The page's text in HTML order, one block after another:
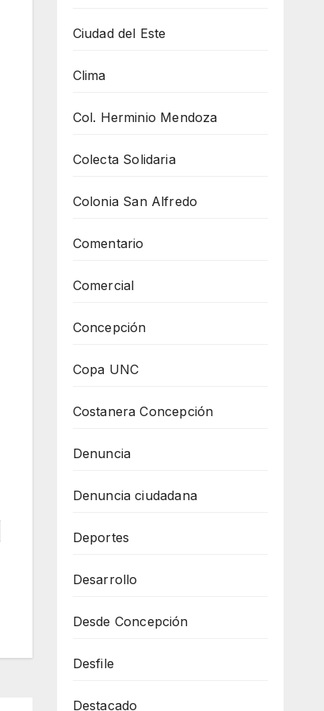
Ciudad del Este
Clima
Col. Herminio Mendoza
Colecta Solidaria
Colonia San Alfredo
Comentario
Comercial
Concepción
Copa UNC
Costanera Concepción
Denuncia
Denuncia ciudadana
Deportes
Desarrollo
Desde Concepción
Desfile
Destacado